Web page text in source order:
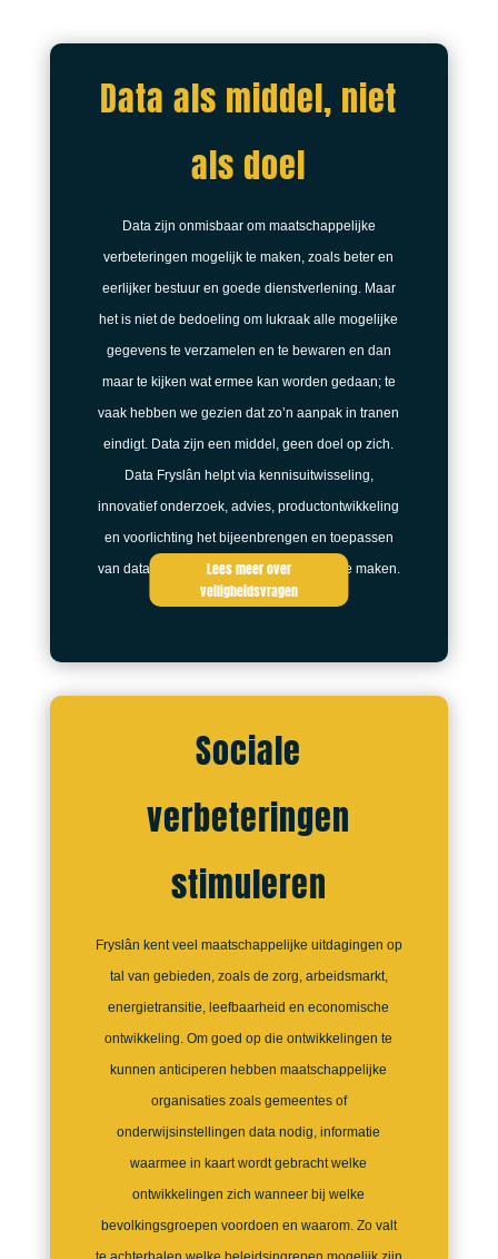
Data als middel, niet
als doel
Data zijn onmisbaar om maatschappelijke
verbeteringen mogelijk te maken, zoals beter en
eerlijker bestuur en goede dienstverlening. Maar
het is niet de bedoeling om lukraak alle mogelijke
gegevens te verzamelen en te bewaren en dan
maar te kijken wat ermee kan worden gedaan; te
vaak hebben we gezien dat zo’n aanpak in tranen
eindigt. Data zijn een middel, geen doel op zich.
Data Fryslân helpt via kennisuitwisseling,
innovatief onderzoek, advies, productontwikkeling
en voorlichting het bijeenbrengen en toepassen
van data effectief, betrouwbaar en veilig te maken.
Lees meer over
veiligheidsvragen
Sociale
verbeteringen
stimuleren
Fryslân kent veel maatschappelijke uitdagingen op
tal van gebieden, zoals de zorg, arbeidsmarkt,
energietransitie, leefbaarheid en economische
ontwikkeling. Om goed op die ontwikkelingen te
kunnen anticiperen hebben maatschappelijke
organisaties zoals gemeentes of
onderwijsinstellingen data nodig, informatie
waarmee in kaart wordt gebracht welke
ontwikkelingen zich wanneer bij welke
bevolkingsgroepen voordoen en waarom. Zo valt